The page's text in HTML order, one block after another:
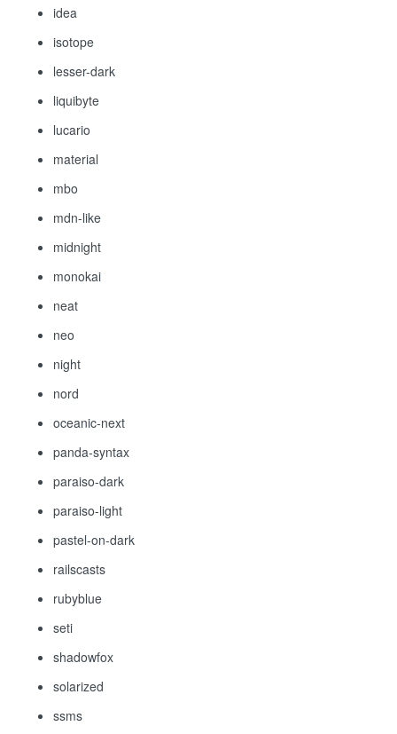
idea
isotope
lesser-dark
liquibyte
lucario
material
mbo
mdn-like
midnight
monokai
neat
neo
night
nord
oceanic-next
panda-syntax
paraiso-dark
paraiso-light
pastel-on-dark
railscasts
rubyblue
seti
shadowfox
solarized
ssms